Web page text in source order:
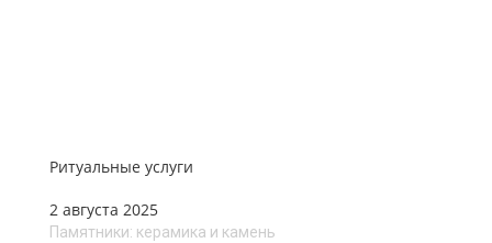
Ритуальные услуги
2 августа 2025
Памятники: керамика и камень